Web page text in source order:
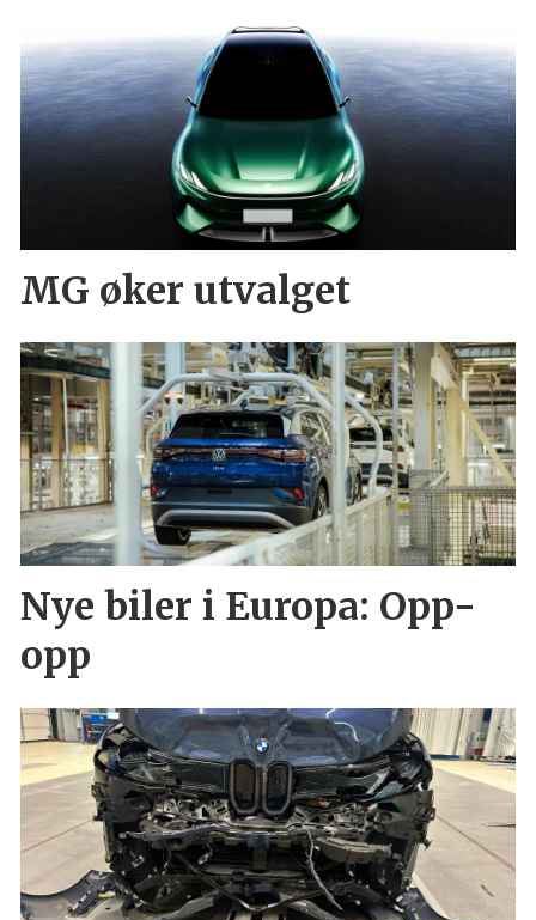
MG øker utvalget
Nye biler i Europa: Opp-
opp